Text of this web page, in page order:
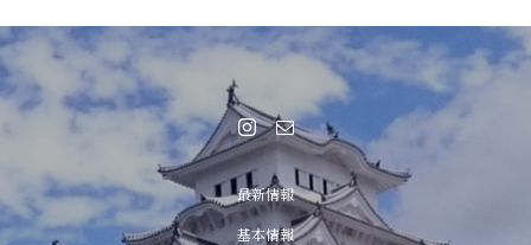
最新情報
基本情報